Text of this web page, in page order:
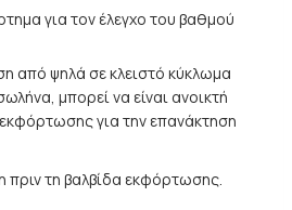
για τον έλεγχο του βαθμού
από ψηλά σε κλειστό κύκλωμα
μπορεί να είναι ανοικτή
για την επανάκτηση
πριν τη βαλβίδα εκφόρτωσης.